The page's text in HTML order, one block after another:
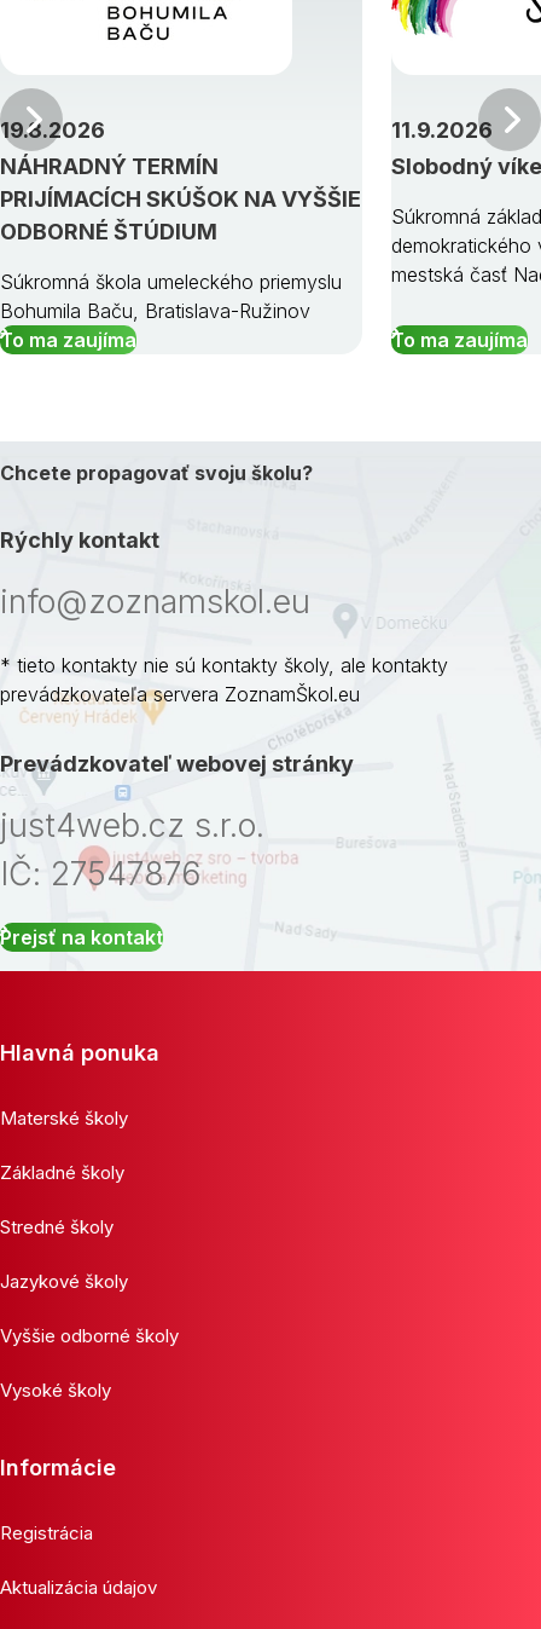
NÁHRADNÝ TERMÍN
PRIJÍMACÍCH SKÚŠOK NA VYŠŠIE
ODBORNÉ ŠTÚDIUM
19.8.2026
Súkromná škola umeleckého priemyslu
Bohumila Baču, Bratislava-Ružinov
To ma zaujíma
Slobodný
11.9.2026
Súkromná
demokratického
mestská časť
To ma zaujíma
Predchádzajúci
Chcete propagovať svoju školu?
Rýchly kontakt
info@zoznamskol.eu
* tieto kontakty nie sú kontakty školy, ale kontakty
prevádzkovateľa servera ZoznamŠkol.eu
Prevádzkovateľ webovej stránky
just4web.cz s.r.o.
IČ: 27547876
Prejsť na kontakt
Hlavná ponuka
Materské školy
Základné školy
Stredné školy
Jazykové školy
Vyššie odborné školy
Vysoké školy
Informácie
Registrácia
Aktualizácia údajov